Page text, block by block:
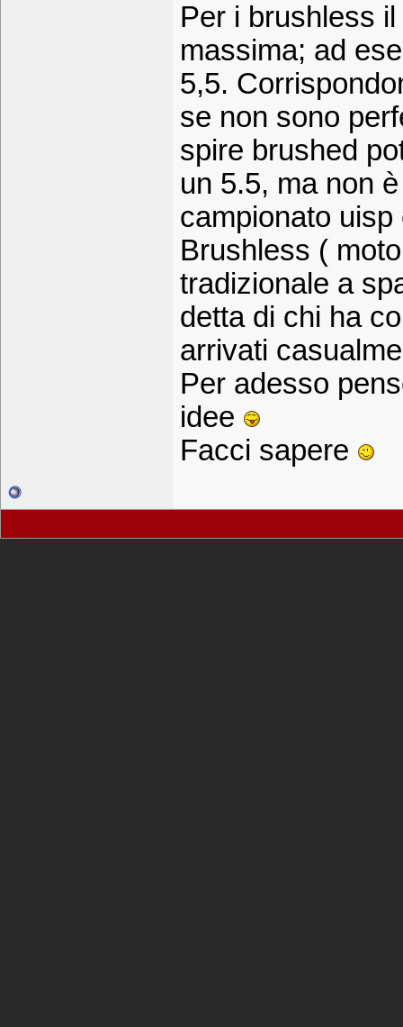
Per i brushless
massima; ad
5,5.
se non sono
spire brushed
un 5.5, ma non
campionato
Brushless (
tradizionale a
detta di chi ha
arrivati
Per adesso
idee
Facci sapere